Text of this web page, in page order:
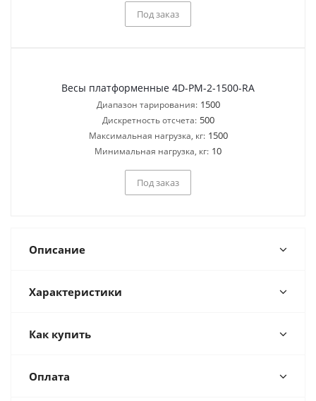
Под заказ
Весы платформенные 4D-PM-2-1500-RA
Диапазон тарирования: 1500
Дискретность отсчета: 500
Максимальная нагрузка, кг: 1500
Минимальная нагрузка, кг: 10
Под заказ
Описание
Характеристики
Как купить
Оплата